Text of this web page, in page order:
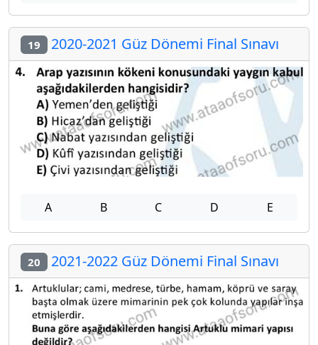
19 2020-2021 Güz Dönemi Final Sınavı
A B C D E
20 2021-2022 Güz Dönemi Final Sınavı